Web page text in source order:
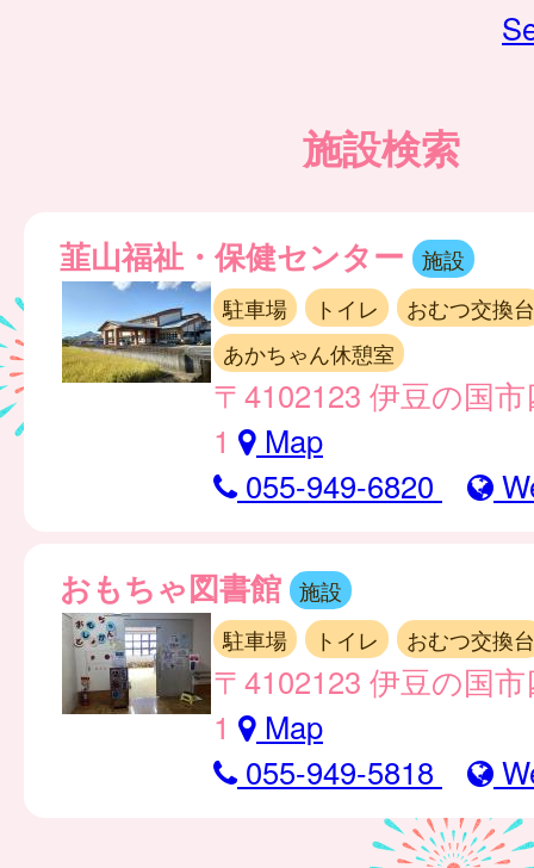
施設検索
韮山福祉・保健センター
施設
駐車場
トイレ
おむつ交換台
あかちゃん休憩室
〒4102123 伊豆の国
1
Map
055-949-6820
おもちゃ図書館 施設
駐車場
トイレ おむつ交換台
〒4102123 伊豆の国
1
Map
055-949-5818